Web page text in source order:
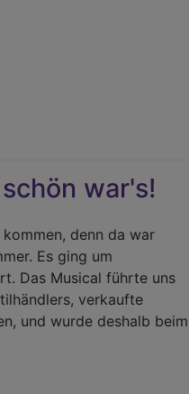
war's!
denn da war
Es ging um
Das Musical führte uns
verkaufte
und wurde deshalb beim